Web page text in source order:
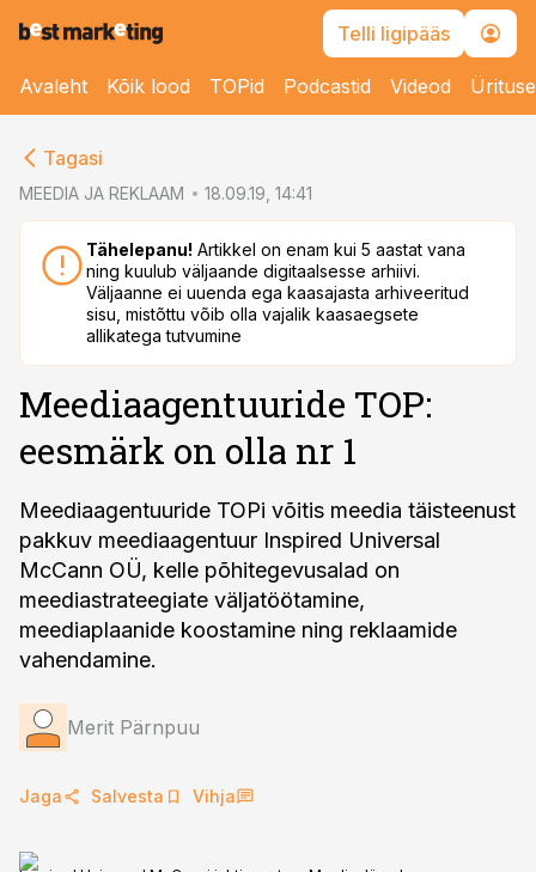
Telli ligipääs
Avaleht Kõik lood TOPid Podcastid Videod
Tagasi
MEEDIA JA REKLAAM 18.09.19, 14:41
Tähelepanu! Artikkel on enam kui 5 aastat vana
ning kuulub väljaande digitaalsesse arhiivi.
Väljaanne ei uuenda ega kaasajasta arhiveeritud
sisu, mistõttu võib olla vajalik kaasaegsete
allikatega tutvumine
Meediaagentuuride TOP:
eesmärk on olla nr 1
Meediaagentuuride TOPi võitis meedia täisteenust
pakkuv meediaagentuur Inspired Universal
McCann OÜ, kelle põhitegevusalad on
meediastrateegiate väljatöötamine,
meediaplaanide koostamine ning reklaamide
vahendamine.
Merit Pärnpuu
Jaga Salvesta Vihja